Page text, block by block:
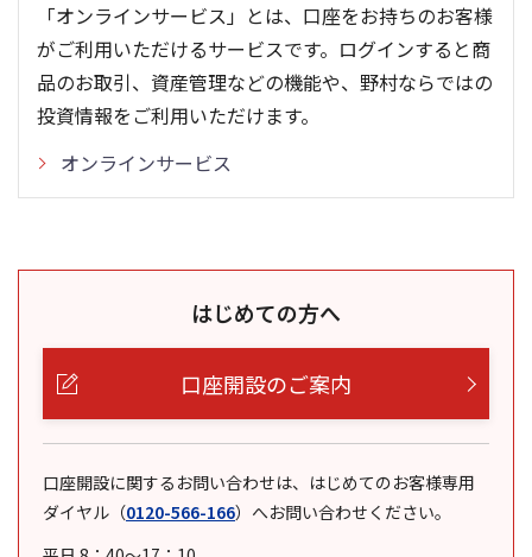
「オンラインサービス」とは、口座をお持ちのお客様
がご利用いただけるサービスです。ログインすると商
品のお取引、資産管理などの機能や、野村ならではの
投資情報をご利用いただけます。
オンラインサービス
はじめての方へ
口座開設のご案内
口座開設に関するお問い合わせは、はじめてのお客様専用
ダイヤル （0120-566-166） へお問い合わせください。